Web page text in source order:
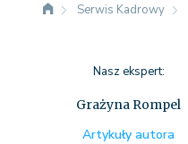
Serwis Kadrowy
Nasz ekspert:
Grażyna Rompel
Artykuły autora